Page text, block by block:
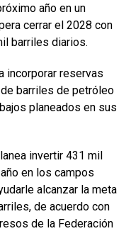
año en un
cerrar el 2028 con
barriles diarios.
incorporar reservas
barriles de petróleo
planeados en sus
invertir 431 mil
en los campos
alcanzar la meta
de acuerdo con
de la Federación